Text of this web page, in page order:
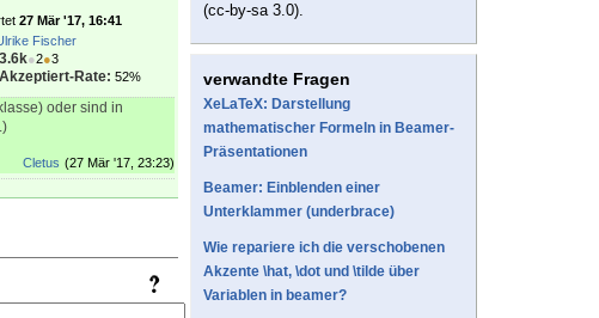
27 Mär '17, 16:41
Fischer
3.6k●2●3
Akzeptiert-Rate: 52%
oder sind in
(27 Mär '17, 23:23)
Cletus
(cc-by-sa 3.0).
verwandte Fragen
XeLaTeX: Darstellung
mathematischer Formeln in Beamer-
Präsentationen
Beamer: Einblenden einer
Unterklammer (underbrace)
Wie repariere ich die verschobenen
Akzente \hat, \dot und \tilde über
Variablen in beamer?